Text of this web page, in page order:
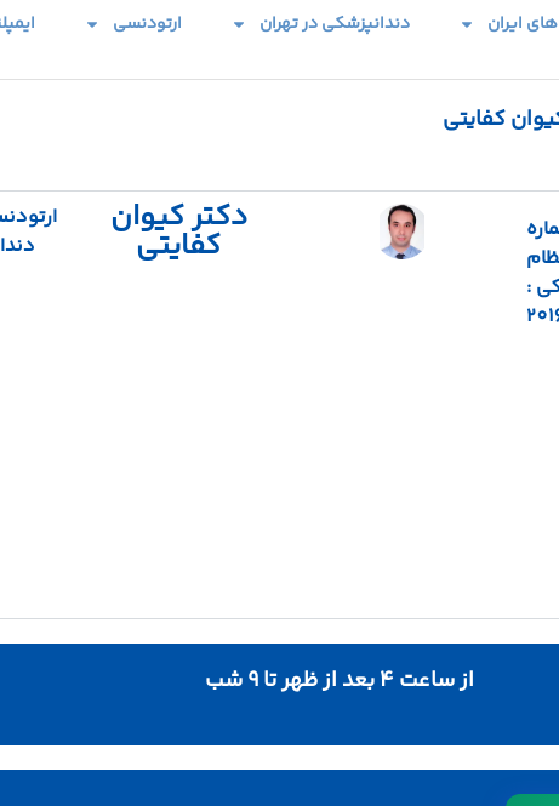
ایران دندانپزشکی در تهران ارتودنسی
کفایتی
:
دکتر کیوان
کفایتی
از ساعت ۴ بعد از ظهر تا ۹ شب